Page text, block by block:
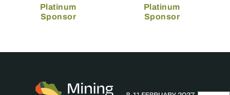
Platinum
Sponsor
Platinum
Sponsor